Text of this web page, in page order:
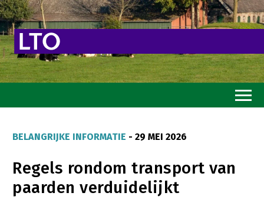
Goed eten
Mooi groen
BELANGRIJKE INFORMATIE - 29 MEI 2026
Regels rondom transport van
paarden verduidelijkt